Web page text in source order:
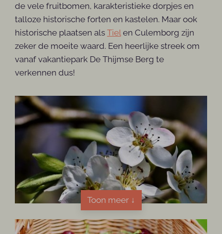
de vele fruitbomen, karakteristieke dorpjes en
talloze historische forten en kastelen. Maar ook
historische plaatsen alsTiel en Culemborg zijn
zeker de moeite waard. Een heerlijke streek om
vanaf vakantiepark De Thijmse Berg te
verkennen dus!
Toon meer ↓